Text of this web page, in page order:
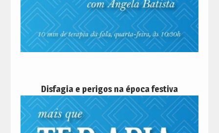
Disfagia e perigos na época festiva